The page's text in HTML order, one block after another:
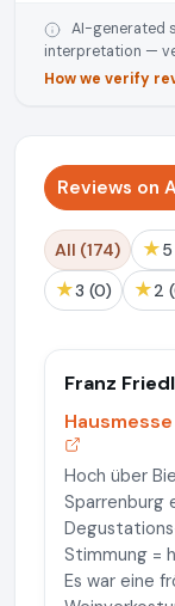
AI-generated
interpretation —
How we verify
Reviews on
All (174) ★
★ 3 (0) ★
Franz Friedl
Hoch über
Sparrenburg
Stimmung =
Es war eine